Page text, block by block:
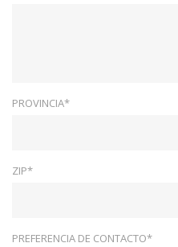
PROVINCIA*
ZIP*
PREFERENCIA DE CONTACTO*